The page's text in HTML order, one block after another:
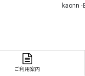
kaonn -
ご利用案内